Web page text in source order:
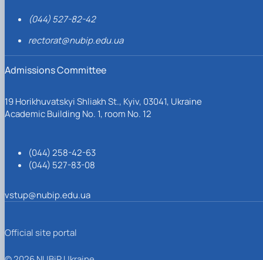
(044) 527-82-42
rectorat@nubip.edu.ua
Admissions Committee
19 Horikhuvatskyi Shliakh St., Kyiv, 03041, Ukraine
Academic Building No. 1, room No. 12
(044) 258-42-63
(044) 527-83-08
vstup@nubip.edu.ua
Official site portal